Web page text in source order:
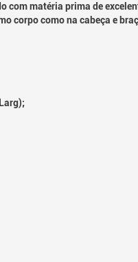
com matéria prima de
corpo como na cabeça e